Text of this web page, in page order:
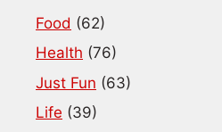
Food (62)
Health (76)
Just Fun (63)
Life (39)